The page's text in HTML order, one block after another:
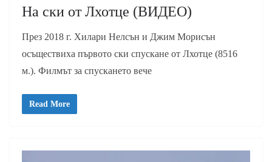
На ски от Лхотце (ВИДЕО)
През 2018 г. Хилари Нелсън и Джим Морисън
осъществиха първото ски спускане от Лхотце (8516
м.). Филмът за спускането вече
Read More